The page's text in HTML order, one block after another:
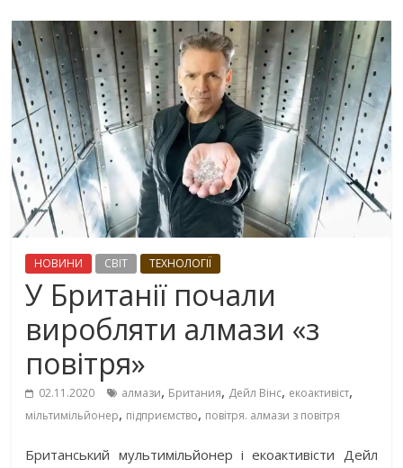
НОВИНИ СВІТ ТЕХНОЛОГІЇ
У Британії почали
виробляти алмази «з
повітря»
02.11.2020 алмази, Британия, Дейл Вінс, екоактивіст,
мільтимільйонер, підприємство, повітря. алмази з повітря
Британський мультимільйонер і екоактивісти Дейл